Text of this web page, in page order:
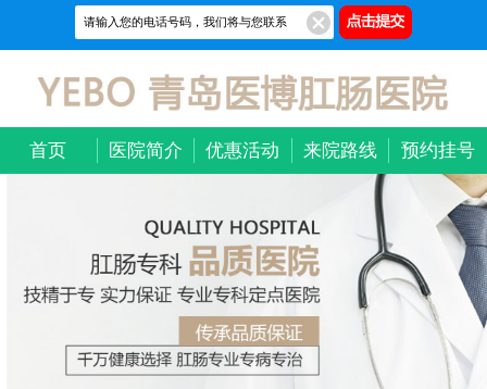
首页 医院简介 优惠活动 来院路线 预约挂号